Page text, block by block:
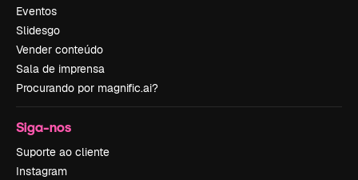
Eventos
Slidesgo
Vender conteúdo
Sala de imprensa
Procurando por magnific.ai?
Siga-nos
Suporte ao cliente
Instagram